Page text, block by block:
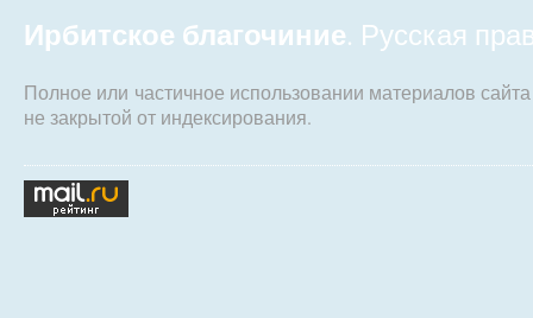
Ирбитское благочиние. Русская
Полное или частичное использовании материалов
не закрытой от индексирования.